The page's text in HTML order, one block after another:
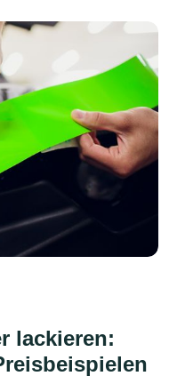
lackieren: